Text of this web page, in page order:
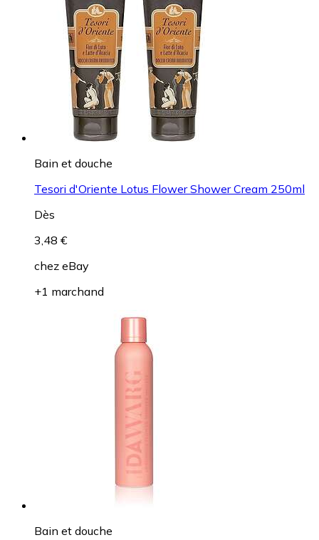
Bain et douche
Tesori d'Oriente Lotus Flower Shower Cream 250ml
Dès
3,48 €
chez eBay
+1 marchand
Bain et douche